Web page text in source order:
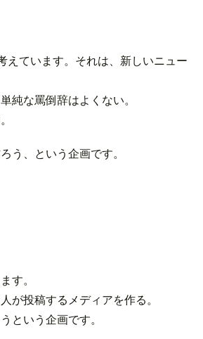
えています。それは、新しいニュー
純な罵倒辞はよくない。
う、という企画です。
す。
が投稿するメディアを作る。
という企画です。